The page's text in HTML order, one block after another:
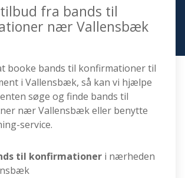
fra bands til
nær Vallensbæk
booke bands til konfirmationer til
i Vallensbæk, så kan vi hjælpe
søge og finde bands til
nær Vallensbæk eller benytte
service.
til konfirmationer i nærheden